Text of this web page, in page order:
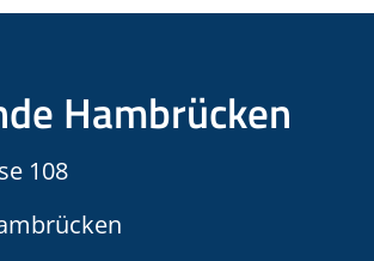
Hambrücken
108